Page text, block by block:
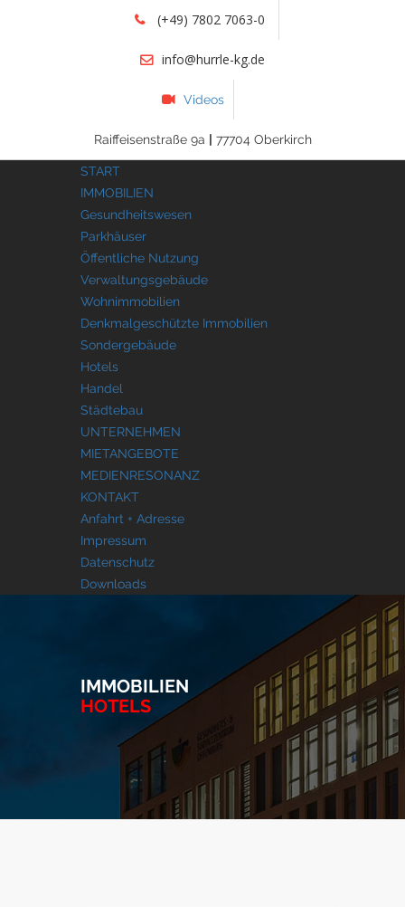
(+49) 7802 7063-0
info@hurrle-kg.de
Videos
Raiffeisenstraße 9a | 77704 Oberkirch
START
IMMOBILIEN
Gesundheitswesen
Parkhäuser
Öffentliche Nutzung
Verwaltungsgebäude
Wohnimmobilien
Denkmalgeschützte Immobilien
Sondergebäude
Hotels
Handel
Städtebau
UNTERNEHMEN
MIETANGEBOTE
MEDIENRESONANZ
KONTAKT
Anfahrt + Adresse
Impressum
Datenschutz
Downloads
IMMOBILIEN
HOTELS